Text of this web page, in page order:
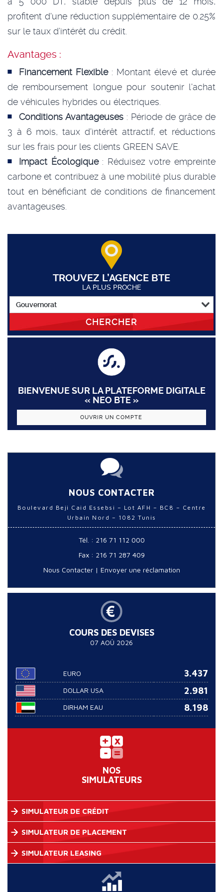
profitent d'une réduction supplémentaire de 0.25%
sur le taux d’intérêt du crédit.
Avantages :
Financement Flexible: Montant élevé et durée
de remboursement longue pour soutenir l'achat
de véhicules hybrides ou électriques.
Conditions Avantageuses : Période de grâce de
3 à 6 mois, taux d’intérêt attractif, et réductions
sur les frais pour les clients GREEN SAVE.
Impact Écologique: Réduisez votre empreinte
carbone et contribuez à une mobilité plus durable
tout en bénéficiant de conditions de financement
avantageuses.
TROUVEZ L’AGENCE BTE
LA PLUS PROCHE
CHERCHER
BIENVENUE SUR LA PLATEFORME DIGITALE
« NEO BTE »
OUVRIR UN COMPTE
NOUS CONTACTER
Boulevard Beji Caid Essebsi – Lot AFH – BC8 – Centre
Urbain Nord – 1082 Tunis
Tél. : 216 71 112 000
Fax : 216 71 287 409
Nous Contacter| Envoyer une réclamation
COURS DES DEVISES
07 AOÛ 2026
EURO 3.437
DOLLAR USA 2.981
DIRHAM EAU 8.198
NOS
SIMULATEURS
SIMULATEUR DE CRÉDIT
SIMULATEUR DE PLACEMENT
SIMULATEUR LEASING